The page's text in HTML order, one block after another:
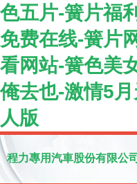
色五片-簧片福
免费在线-簧片
看网站-簧色美
俺去也-激情5
人版
程力專用汽車股份有限公